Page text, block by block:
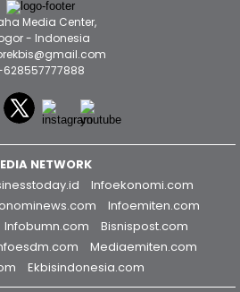
+628557777888
NETWORK
Infoekonomi.com
Infoemiten.com
Infobumn.com
Mediaemiten.com
Ekbisindonesia.com
MEDIA
TIM REDAKSI
MEDIA
HAK JAWAB